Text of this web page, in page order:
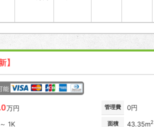
】
能
万円 管理費 0円
1K 面積 43.35m2